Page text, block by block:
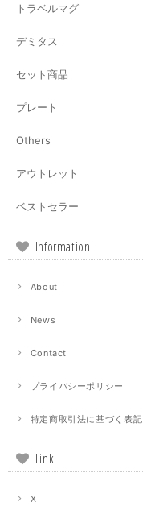
トラベルマグ
デミタス
セット商品
プレート
Others
アウトレット
ベストセラー
Information
About
News
Contact
プライバシーポリシー
特定商取引法に基づく表記
Link
X